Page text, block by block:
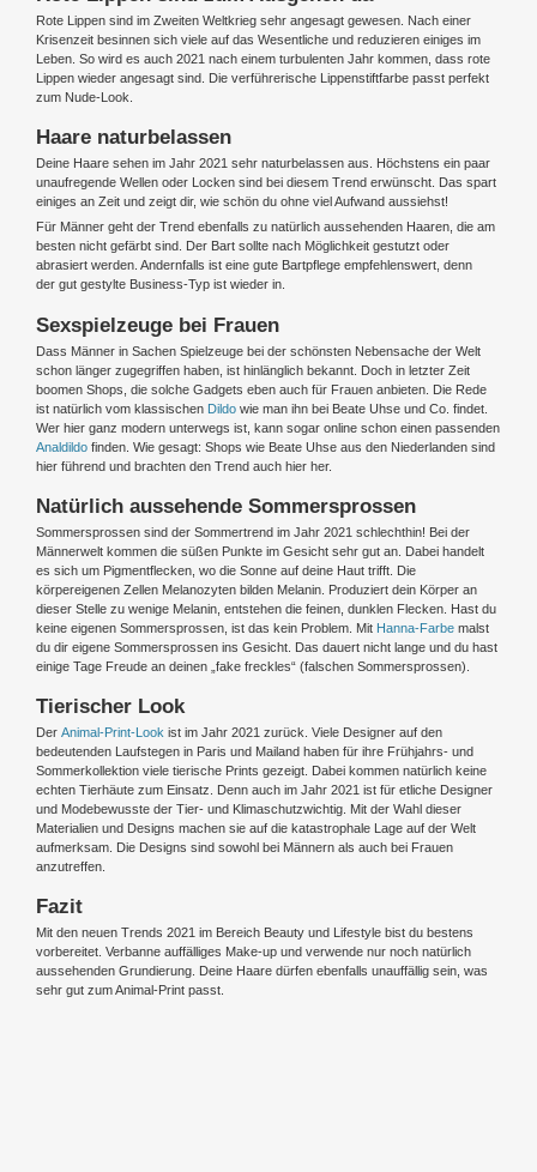
Rote Lippen sind im Zweiten Weltkrieg sehr angesagt gewesen. Nach einer
Krisenzeit besinnen sich viele auf das Wesentliche und reduzieren einiges im
Leben. So wird es auch 2021 nach einem turbulenten Jahr kommen, dass rote
Lippen wieder angesagt sind. Die verführerische Lippenstiftfarbe passt perfekt
zum Nude-Look.
Haare naturbelassen
Deine Haare sehen im Jahr 2021 sehr naturbelassen aus. Höchstens ein paar
unaufregende Wellen oder Locken sind bei diesem Trend erwünscht. Das spart
einiges an Zeit und zeigt dir, wie schön du ohne viel Aufwand aussiehst!
Für Männer geht der Trend ebenfalls zu natürlich aussehenden Haaren, die am
besten nicht gefärbt sind. Der Bart sollte nach Möglichkeit gestutzt oder
abrasiert werden. Andernfalls ist eine gute Bartpflege empfehlenswert, denn
der gut gestylte Business-Typ ist wieder in.
Sexspielzeuge bei Frauen
Dass Männer in Sachen Spielzeuge bei der schönsten Nebensache der Welt
schon länger zugegriffen haben, ist hinlänglich bekannt. Doch in letzter Zeit
boomen Shops, die solche Gadgets eben auch für Frauen anbieten. Die Rede
ist natürlich vom klassischen Dildo wie man ihn bei Beate Uhse und Co. findet.
Wer hier ganz modern unterwegs ist, kann sogar online schon einen passenden
Analdildo finden. Wie gesagt: Shops wie Beate Uhse aus den Niederlanden sind
hier führend und brachten den Trend auch hier her.
Natürlich aussehende Sommersprossen
Sommersprossen sind der Sommertrend im Jahr 2021 schlechthin! Bei der
Männerwelt kommen die süßen Punkte im Gesicht sehr gut an. Dabei handelt
es sich um Pigmentflecken, wo die Sonne auf deine Haut trifft. Die
körpereigenen Zellen Melanozyten bilden Melanin. Produziert dein Körper an
dieser Stelle zu wenige Melanin, entstehen die feinen, dunklen Flecken. Hast du
keine eigenen Sommersprossen, ist das kein Problem. Mit Hanna-Farbe malst
du dir eigene Sommersprossen ins Gesicht. Das dauert nicht lange und du hast
einige Tage Freude an deinen „fake freckles“ (falschen Sommersprossen).
Tierischer Look
Der Animal-Print-Look ist im Jahr 2021 zurück. Viele Designer auf den
bedeutenden Laufstegen in Paris und Mailand haben für ihre Frühjahrs- und
Sommerkollektion viele tierische Prints gezeigt. Dabei kommen natürlich keine
echten Tierhäute zum Einsatz. Denn auch im Jahr 2021 ist für etliche Designer
und Modebewusste der Tier- und Klimaschutzwichtig. Mit der Wahl dieser
Materialien und Designs machen sie auf die katastrophale Lage auf der Welt
aufmerksam. Die Designs sind sowohl bei Männern als auch bei Frauen
anzutreffen.
Fazit
Mit den neuen Trends 2021 im Bereich Beauty und Lifestyle bist du bestens
vorbereitet. Verbanne auffälliges Make-up und verwende nur noch natürlich
aussehenden Grundierung. Deine Haare dürfen ebenfalls unauffällig sein, was
sehr gut zum Animal-Print passt.